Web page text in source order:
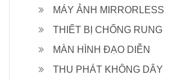
MÁY ẢNH MIRRORLESS
THIẾT BỊ CHỐNG RUNG
MÀN HÌNH ĐẠO DIỄN
THU PHÁT KHÔNG DÂY